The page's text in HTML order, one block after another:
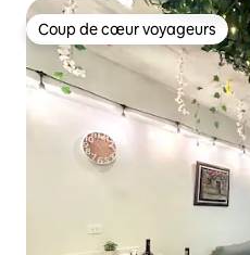
Coup de cœur voyageurs
Coup de cœur voyageurs